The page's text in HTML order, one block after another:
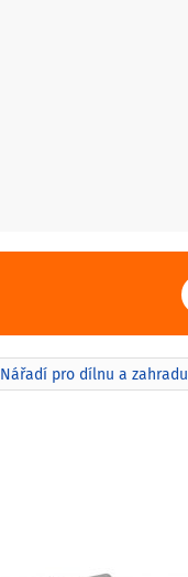
Nářadí pro dílnu a zahradu